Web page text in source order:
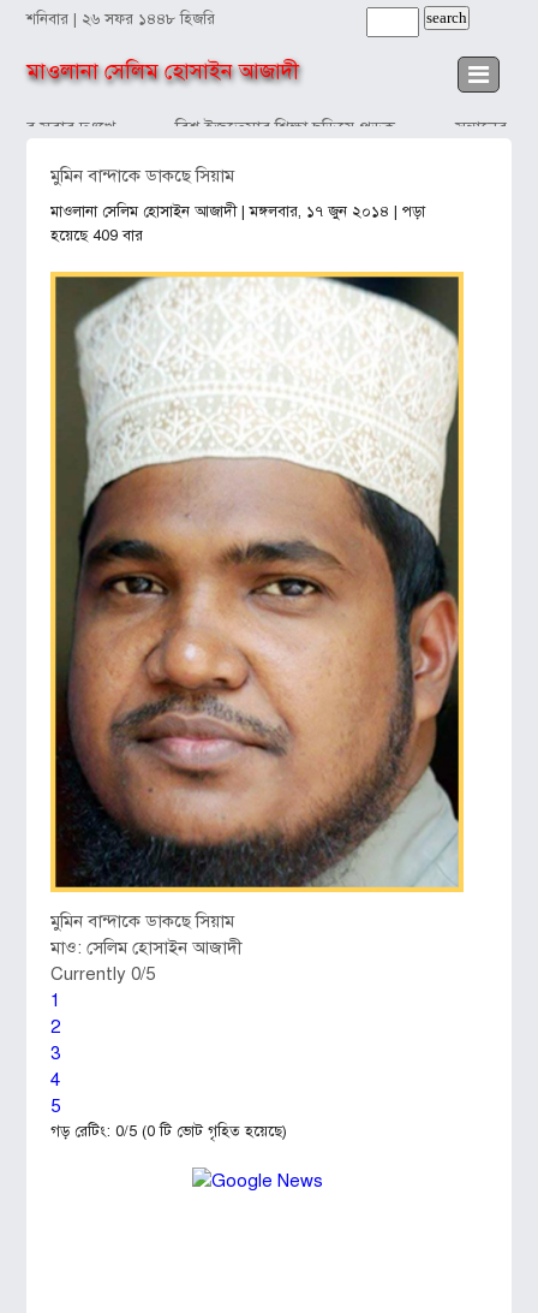
শনিবার | ২৬ সফর ১৪৪৮ হিজরি
মাওলানা সেলিম হোসাইন আজাদী
সবার দুঃখে বিশ্ব ইজতেমার শিক্ষা ছড়িয়ে পড়ুক সন্তানের
মুমিন বান্দাকে ডাকছে সিয়াম
মাওলানা সেলিম হোসাইন আজাদী| মঙ্গলবার, ১৭ জুন ২০১৪ | পড়া
হয়েছে 409 বার
মুমিন বান্দাকে ডাকছে সিয়াম
মাও: সেলিম হোসাইন আজাদী
Currently 0/5
1
2
3
4
5
গড় রেটিং:0/5 (0 টি ভোট গৃহিত হয়েছে)